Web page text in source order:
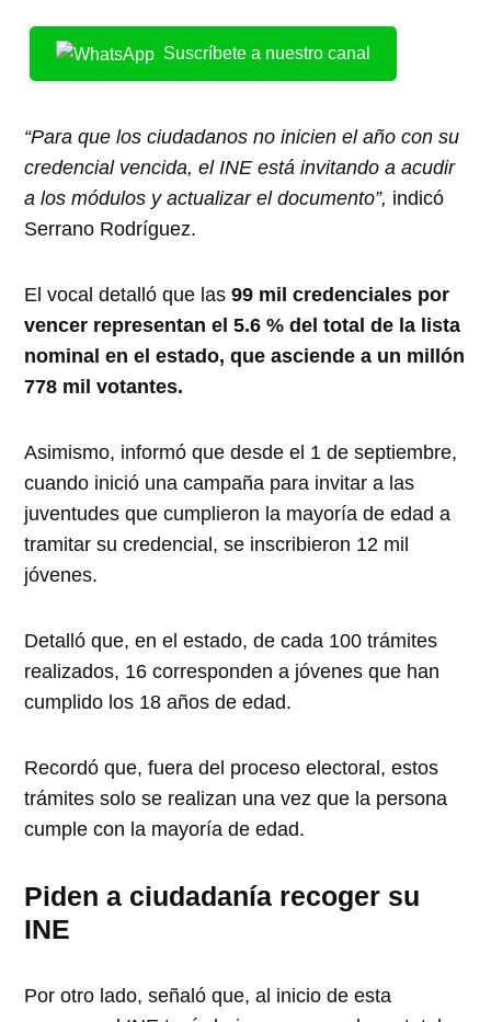
Suscríbete a nuestro canal
“Para que los ciudadanos no inicien el año con su
credencial vencida, el INE está invitando a acudir
a los módulos y actualizar el documento”, indicó
Serrano Rodríguez.
El vocal detalló que las99 mil credenciales por
vencer representan el 5.6 % del total de la lista
nominal en el estado, que asciende a un millón
778 mil votantes.
Asimismo, informó que desde el 1 de septiembre,
cuando inició una campaña para invitar a las
juventudes que cumplieron la mayoría de edad a
tramitar su credencial, se inscribieron 12 mil
jóvenes.
Detalló que, en el estado, de cada 100 trámites
realizados, 16 corresponden a jóvenes que han
cumplido los 18 años de edad.
Recordó que, fuera del proceso electoral, estos
trámites solo se realizan una vez que la persona
cumple con la mayoría de edad.
Piden a ciudadanía recoger su
INE
Por otro lado, señaló que, al inicio de esta